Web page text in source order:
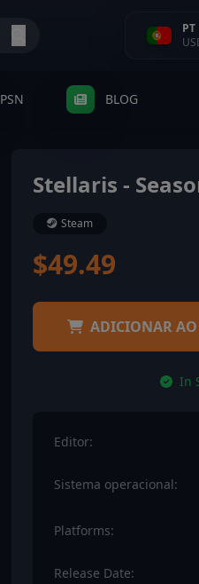
PT
PSN BLOG
Stellaris -
Steam
$49.49
ADICIONAR
In
Editor:
Sistema operacional:
Platforms:
Release Date: